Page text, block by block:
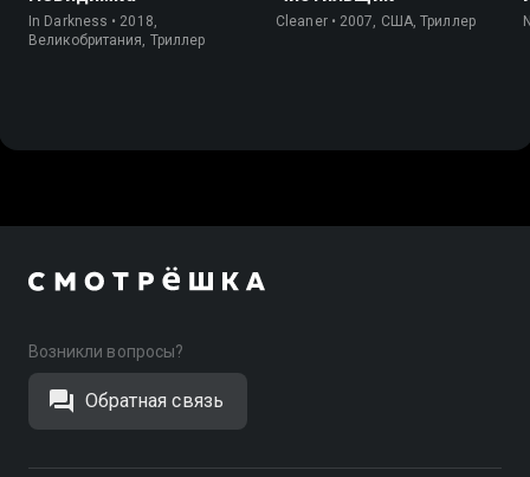
In Darkness • 2018,
Великобритания, Триллер
Cleaner • 2007, США, Триллер
Возникли вопросы?
Обратная связь